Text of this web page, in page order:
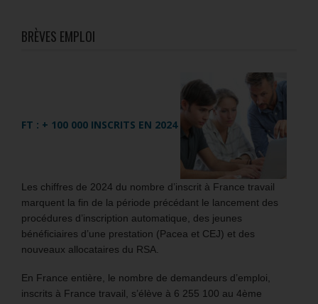
BRÈVES EMPLOI
FT : + 100 000 INSCRITS EN 2024
Les chiffres de 2024 du nombre d’inscrit à France travail
marquent la fin de la période précédant le lancement des
procédures d’inscription automatique, des jeunes
bénéficiaires d’une prestation (Pacea et CEJ) et des
nouveaux allocataires du RSA.
En France entière, le nombre de demandeurs d’emploi,
inscrits à France travail, s’élève à 6 255 100 au 4ème